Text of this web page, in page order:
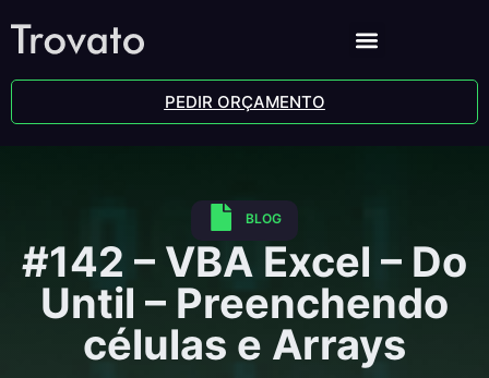
PEDIR ORÇAMENTO
BLOG
#142 – VBA Excel – Do
Until – Preenchendo
células e Arrays